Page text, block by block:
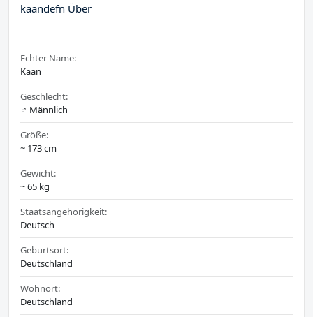
kaandefn Über
Echter Name:
Kaan
Geschlecht:
♂️ Männlich
Größe:
~ 173 cm
Gewicht:
~ 65 kg
Staatsangehörigkeit:
Deutsch
Geburtsort:
Deutschland
Wohnort:
Deutschland